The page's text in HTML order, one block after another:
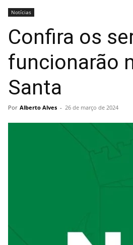
Notícias
Confira os
funcionarão
Santa
Por Alberto Alves - 26 de março de 2024